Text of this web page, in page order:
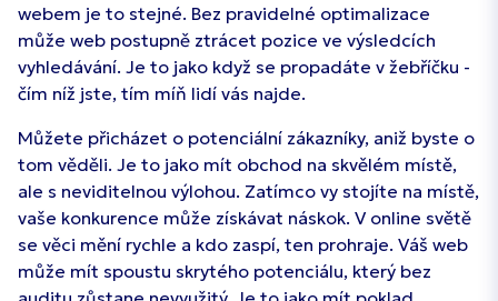
webem je to stejné. Bez pravidelné optimalizace
může web postupně ztrácet pozice ve výsledcích
vyhledávání. Je to jako když se propadáte v žebříčku -
čím níž jste, tím míň lidí vás najde.
Můžete přicházet o potenciální zákazníky, aniž byste o
tom věděli. Je to jako mít obchod na skvělém místě,
ale s neviditelnou výlohou. Zatímco vy stojíte na místě,
vaše konkurence může získávat náskok. V online světě
se věci mění rychle a kdo zaspí, ten prohraje. Váš web
může mít spoustu skrytého potenciálu, který bez